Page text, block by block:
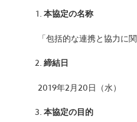
本協定の名称
「包括的な連携と協力に
締結日
2019年2月20日（水）
本協定の目的